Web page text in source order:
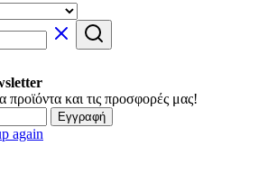
προϊόντα και τις προσφορές μας!
again